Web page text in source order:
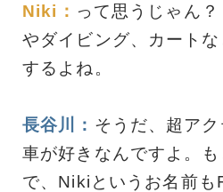
Niki： って思うじゃん
やダイビング、カート
するよね。
長谷川： そうだ、超ア
車が好きなんですよ。
で、Nikiというお名前